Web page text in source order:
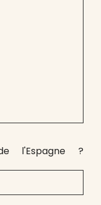
l'Espagne ?